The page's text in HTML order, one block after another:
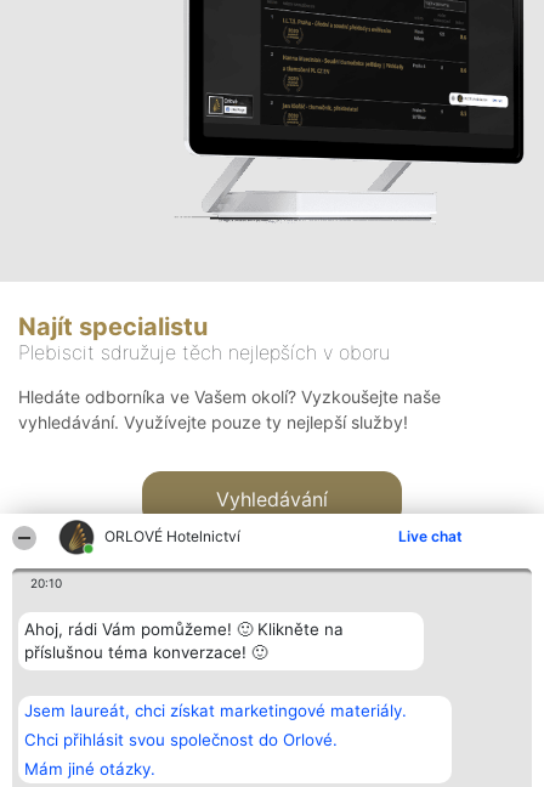
ORLOVÉ Hotelnictví Live chat
20:10
Ahoj, rádi Vám pomůžeme! 🙂 Klikněte na
příslušnou téma konverzace! 🙂
Jsem laureát, chci získat marketingové materiály.
Chci přihlásit svou společnost do Orlové.
Mám jiné otázky.
Najít specialistu
Plebiscit sdružuje těch nejlepších v oboru
Hledáte odborníka ve Vašem okolí? Vyzkoušejte naše
vyhledávání. Využívejte pouze ty nejlepší služby!
Vyhledávání
Bright Side Solutions sp. z o.
o. sp. k.
ul. Ruska 22
Wrocław 50-079
KRS 0000749100 | Regon
Vítězové
Seznam všech
laureátů
Zásady
Kontakt